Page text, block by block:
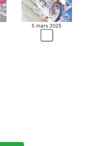
5 mars 2025